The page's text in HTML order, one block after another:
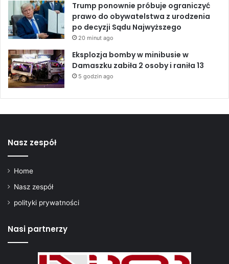
Trump ponownie próbuje ograniczyć
prawo do obywatelstwa z urodzenia
po decyzji Sądu Najwyższego
20 minut ago
Eksplozja bomby w minibusie w
Damaszku zabiła 2 osoby i raniła 13
5 godzin ago
Nasz zespół
Home
Nasz zespół
polityki prywatności
Nasi partnerzy